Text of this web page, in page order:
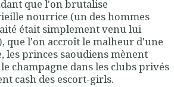
que l'on brutalise
nourrice (un des hommes
était simplement venu lui
que l'on accroît le malheur d'une
les princes saoudiens mènent
champagne dans les clubs privés
cash des escort-girls.